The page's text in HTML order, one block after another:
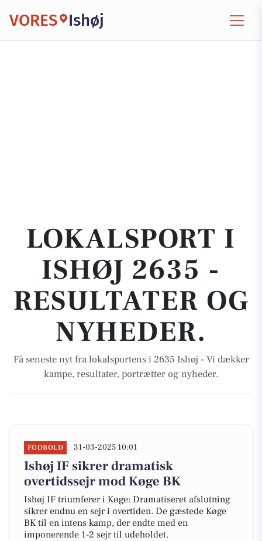
VORES Ishøj
LOKALSPORT I
ISHØJ 2635 -
RESULTATER OG
NYHEDER.
Få seneste nyt fra lokalsportens i 2635 Ishøj - Vi dækker
kampe, resultater, portrætter og nyheder.
FODBOLD 31-03-2025 10:01
Ishøj IF sikrer dramatisk
overtidssejr mod Køge BK
Ishøj IF triumferer i Køge: Dramatiseret afslutning
sikrer endnu en sejr i overtiden. De gæstede Køge
BK til en intens kamp, der endte med en
imponerende 1-2 sejr til udeholdet.